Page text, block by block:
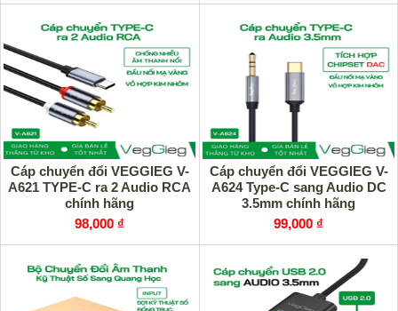
Cáp chuyển đổi VEGGIEG V-
A621 TYPE-C ra 2 Audio RCA
chính hãng
98,000 ₫
Cáp chuyển đổi VEGGIEG V-
A624 Type-C sang Audio DC
3.5mm chính hãng
99,000 ₫